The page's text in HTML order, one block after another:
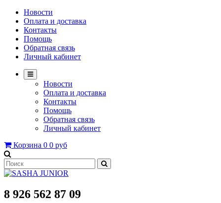
Новости
Оплата и доставка
Контакты
Помощь
Обратная связь
Личный кабинет
Новости
Оплата и доставка
Контакты
Помощь
Обратная связь
Личный кабинет
Корзина 0 0 руб
8 926 562 87 09